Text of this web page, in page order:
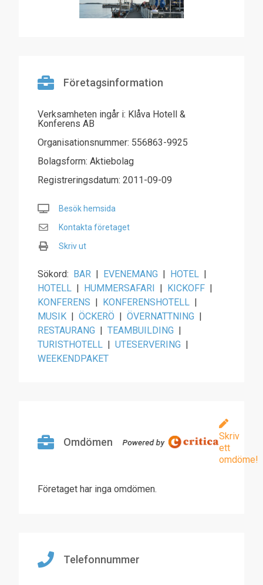
Företagsinformation
Verksamheten ingår i: Klåva Hotell &
Konferens AB
Organisationsnummer: 556863-9925
Bolagsform: Aktiebolag
Registreringsdatum: 2011-09-09
Besök hemsida
Kontakta företaget
Skriv ut
Sökord: BAR | EVENEMANG | HOTEL |
HOTELL | HUMMERSAFARI | KICKOFF |
KONFERENS | KONFERENSHOTELL |
MUSIK | ÖCKERÖ | ÖVERNATTNING |
RESTAURANG | TEAMBUILDING |
TURISTHOTELL | UTESERVERING |
WEEKENDPAKET
Omdömen
Skriv
ett
omdöme!
Företaget har inga omdömen.
Telefonnummer